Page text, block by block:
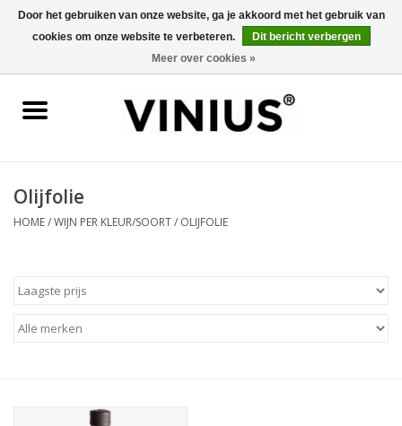
0 Artikelen - €0,00
Wijn per kleur/soort
Wijnproeverij
Over Vinius
Olijfolie
HOME/WIJN PER KLEUR/SOORT/ OLIJFOLIE
Door het gebruiken van onze website, ga je akkoord met het gebruik van
cookies om onze website te verbeteren.
Dit bericht verbergen
Meer over cookies »